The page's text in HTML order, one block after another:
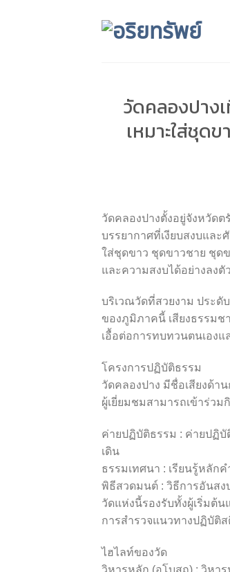
วัดคลองปาง
เหมาะใส่ชุ
วัดคลองปางตั้งอยู่จังหวัด
บรรยากาศที่เงียบสงบแล
ใส่ชุดขาว ชุดขาวชาย ชุด
และความสงบได้อย่างลงตัว
บริเวณวัดที่สวยงาม ประ
ของภูมิภาคนี้ เสียงธรรมช
เอื้อต่อการทบทวนตนเอง
โครงการปฏิบัติธรรม
วัดคลองปาง มีชื่อเสียงด้
ผู้เยี่ยมชมสามารถเข้าร่วม
ค่ายปฏิบัติธรรม : ค่ายปฏิ
เดิน
ธรรมเทศนา : เรียนรู้หลัก
พิธีสวดมนต์ : วิธีการอันส
วัดแห่งนี้รองรับทั้งผู้เริ่มต้
การสำรวจแนวทางปฏิบัติ
ไฮไลท์ของวัด
วิหารหลัก (อุโบสถ) : วิหา